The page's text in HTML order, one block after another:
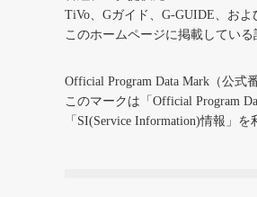
TiVo、Gガイド、G-GUIDE、お
このホームページに掲載してい
Official Program Data Mark（公式
このマークは「Official Program
「SI(Service Information)情報」